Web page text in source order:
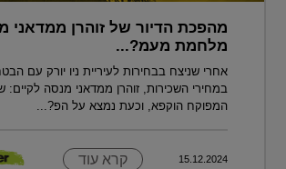
מהפכת הדיור של זוהרן ממדאני
מלחמת מעמ?...
אחרי שניצח בבחירות לעיריית ניו יורק עם
במחירי השכירות, זוהרן ממדאני מנסה לקיים:
המפוקח הוקפא, וכעת נמצא על הפ?...
15.12.2024 קרא עוד